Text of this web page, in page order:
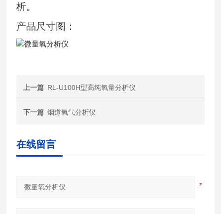
析。
产品尺寸图：
上一篇 RL-U100H型高纯氧量分析仪
下一篇 烟道氧气分析仪
在线留言